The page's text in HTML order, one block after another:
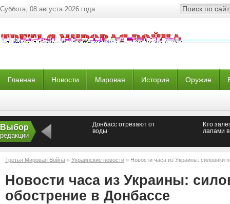
Суббота, 08 августа 2026 года
Главная Новости Мировая История Оружие
Выбор
редакции
Донбасс отрезают от
воды
Кто
лапами
Третья Мировая Война » Украинские новости » Новости часа из Украины: силовики
Новости часа из Украины:
обострение в Донбассе